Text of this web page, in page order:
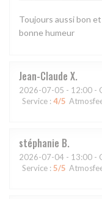
Toujours aussi bon
bonne humeur
Jean-Claude X
2026-07-05 - 12:00 -
Service : 4/5
stéphanie B
2026-07-04 - 13:00 -
Service : 5/5